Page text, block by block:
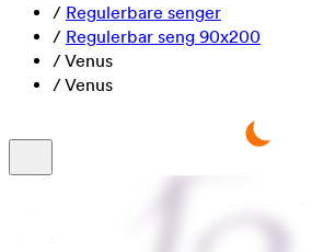
/ Regulerbare senger
/ Regulerbar seng 90x200
/Venus
/Venus